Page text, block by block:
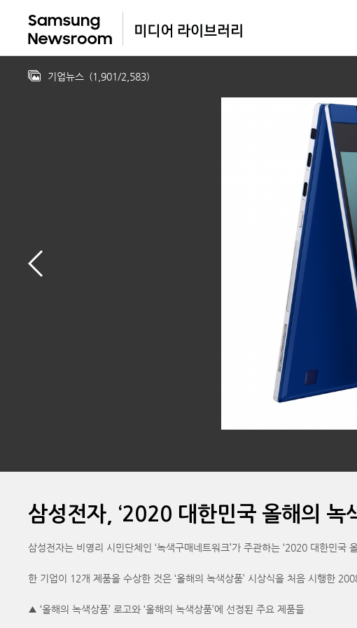
기업뉴스 (1,901/2,583)
삼성전자, ‘2020 대한민국 올해의 녹
삼성전자는 비영리 시민단체인 ‘녹색구매네트워크’가 주관하는 ‘2020 대한민국
한 기업이 12개 제품을 수상한 것은 ‘올해의 녹색상품’ 시상식을 처음 시행한
▲ ‘올해의 녹색상품’ 로고와 ‘올해의 녹색상품’에 선정된 주요 제품들